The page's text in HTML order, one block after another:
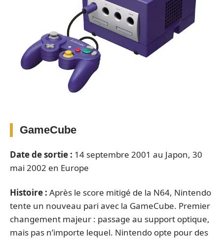
GameCube
Date de sortie : 14 septembre 2001 au Japon, 30
mai 2002 en Europe
Histoire : Après le score mitigé de la N64, Nintendo
tente un nouveau pari avec la GameCube. Premier
changement majeur : passage au support optique,
mais pas n’importe lequel. Nintendo opte pour des